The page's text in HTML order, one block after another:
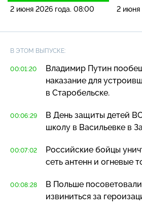
2 июня 2026 года. 08:00 2 июня
В ЭТОМ ВЫПУСКЕ:
00:01:20
Владимир Путин
наказание для
в Старобельске.
00:06:29
В День защиты детей
школу в Васильевке в
00:07:02
Российские бойцы
сеть антенн и огневые
00:08:28
В Польше
извиниться за